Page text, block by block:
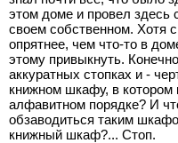
этом доме и провел здесь
своем собственном. Хотя
опрятнее, чем что-то в
этому привыкнуть.
аккуратных стопках и -
книжном шкафу, в котором
алфавитном порядке? И
обзаводиться таким
книжный шкаф?... Стоп.